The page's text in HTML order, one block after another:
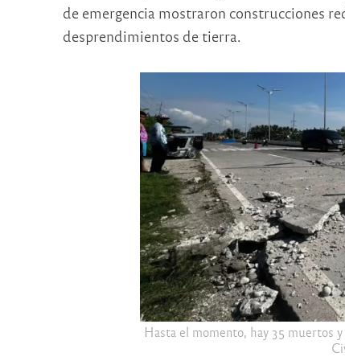
de emergencia mostraron construcciones
desprendimientos de tierra.
Hasta el momento, hay 35 muertos